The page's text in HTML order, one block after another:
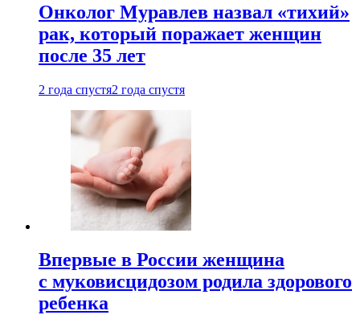
Онколог Муравлев назвал «тихий»
рак, который поражает женщин
после 35 лет
2 года спустя2 года спустя
Впервые в России женщина
с муковисцидозом родила здорового
ребенка